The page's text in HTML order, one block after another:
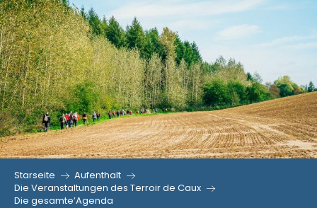
Aller
au
contenu
principal
Starseite
Aufenthalt
Die Veranstaltungen des Terroir de Caux
Die gesamte’Agenda